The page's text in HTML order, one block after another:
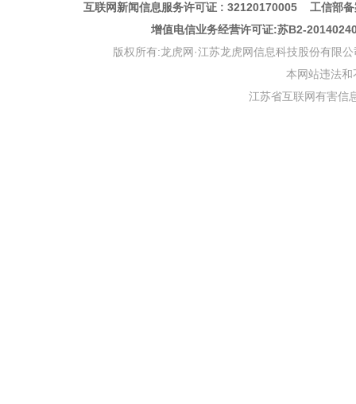
互联网新闻信息服务许可证 : 32120170005 工信部
增值电信业务经营许可证:苏B2-
版权所有:龙虎网·江苏龙虎网信息科技股份有限
本网站违法
江苏省互联网有害